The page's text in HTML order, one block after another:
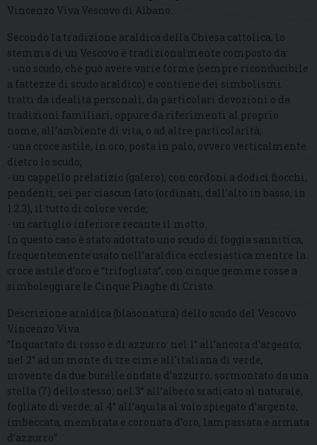
Vincenzo Viva Vescovo di Albano:
Secondo la tradizione araldica della Chiesa cattolica, lo
stemma di un Vescovo è tradizionalmente composto da:
- uno scudo, che può avere varie forme (sempre riconducibile
a fattezze di scudo araldico) e contiene dei simbolismi
tratti da idealità personali, da particolari devozioni o da
tradizioni familiari, oppure da riferimenti al proprio
nome, all’ambiente di vita, o ad altre particolarità;
- una croce astile, in oro, posta in palo, ovvero verticalmente
dietro lo scudo;
- un cappello prelatizio (galero), con cordoni a dodici fiocchi,
pendenti, sei per ciascun lato (ordinati, dall’alto in basso, in
1.2.3), il tutto di colore verde;
- un cartiglio inferiore recante il motto.
In questo caso è stato adottato uno scudo di foggia sannitica,
frequentemente usato nell’araldica ecclesiastica mentre la
croce astile d’oro è “trifogliata”, con cinque gemme rosse a
simboleggiare le Cinque Piaghe di Cristo.
Descrizione araldica (blasonatura) dello scudo del Vescovo
Vincenzo Viva
“Inquartato di rosso e di azzurro: nel 1° all’ancora d’argento;
nel 2° ad un monte di tre cime all’italiana di verde,
movente da due burelle ondate d’azzurro, sormontato da una
stella (7) dello stesso; nel 3° all’albero sradicato al naturale,
fogliato di verde; al 4° all’aquila al volo spiegato d’argento,
imbeccata, membrata e coronata d’oro, lampassata e armata
d’azzurro”.